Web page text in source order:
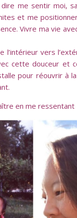
me sentir moi,
et me
Vivre ma vie
l’intérieur vers
cette douceur et
pour réouvrir à
en me ressentant